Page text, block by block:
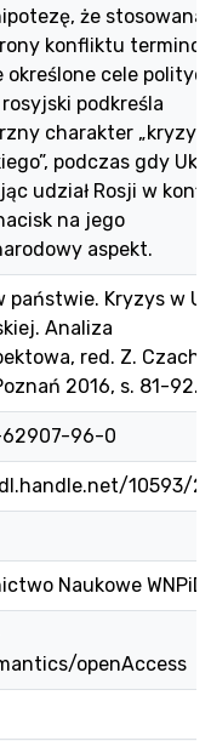
że stosowana
konfliktu
określone cele
podkreśla
charakter
podczas gdy
udział Rosji w
na jego
aspekt.
państwie. Kryzys w
Analiza
red. Z.
2016, s. 81-92.
96-0
10593/
Naukowe WNPiD
openAccess